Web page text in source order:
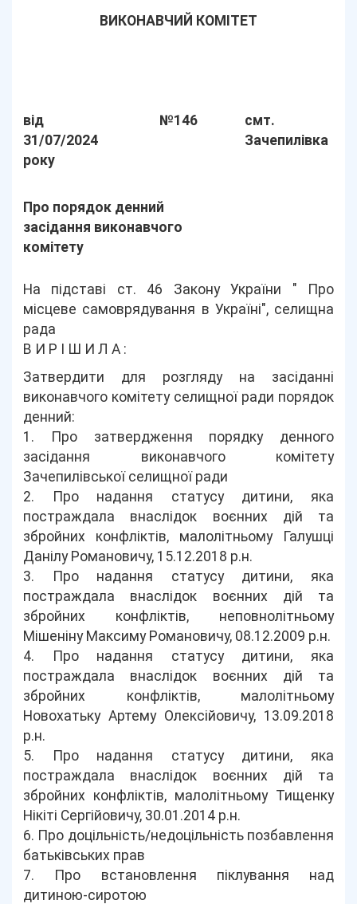
ВИКОНАВЧИЙ КОМІТЕТ
від
31/07/2024
року
№146
смт.
Зачепилівка
Про порядок денний
засідання виконавчого
комітету
На підставі ст. 46 Закону України " Про
місцеве самоврядування в Україні", селищна
рада
В И Р І Ш И Л А :
Затвердити для розгляду на засіданні
виконавчого комітету селищної ради порядок
денний:
1. Про затвердження порядку денного
засідання виконавчого комітету
Зачепилівської селищної ради
2. Про надання статусу дитини, яка
постраждала внаслідок воєнних дій та
збройних конфліктів, малолітньому Галушці
Данілу Романовичу, 15.12.2018 р.н.
3. Про надання статусу дитини, яка
постраждала внаслідок воєнних дій та
збройних конфліктів, неповнолітньому
Мішеніну Максиму Романовичу, 08.12.2009 р.н.
4. Про надання статусу дитини, яка
постраждала внаслідок воєнних дій та
збройних конфліктів, малолітньому
Новохатьку Артему Олексійовичу, 13.09.2018
р.н.
5. Про надання статусу дитини, яка
постраждала внаслідок воєнних дій та
збройних конфліктів, малолітньому Тищенку
Нікіті Сергійовичу, 30.01.2014 р.н.
6. Про доцільність/недоцільність позбавлення
батьківських прав
7. Про встановлення піклування над
дитиною-сиротою